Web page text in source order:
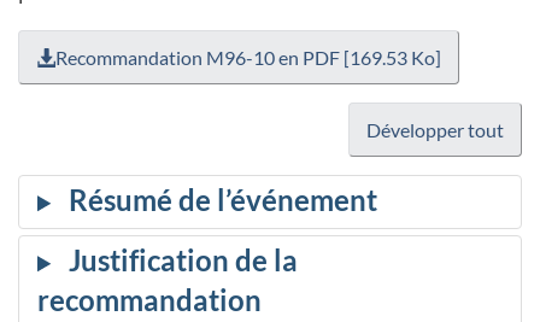
Recommandation M96-10 en PDF [169.53 Ko]
Développer tout